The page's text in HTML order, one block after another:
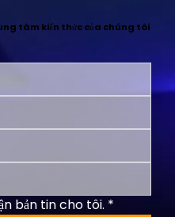
tâm kiến thức của chúng tôi
bản tin cho tôi. *